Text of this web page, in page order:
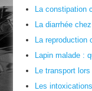
La constipation
La diarrhée
La
Lapin malade :
Le transport
Les